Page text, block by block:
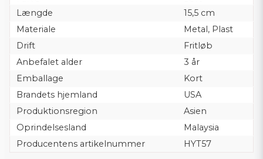
Længde
15,5 cm
Materiale
Metal, Plast
Drift
Fritløb
Anbefalet alder
3 år
Emballage
Kort
Brandets hjemland
USA
Produktionsregion
Asien
Oprindelsesland
Malaysia
Producentens artikelnummer
HYT57